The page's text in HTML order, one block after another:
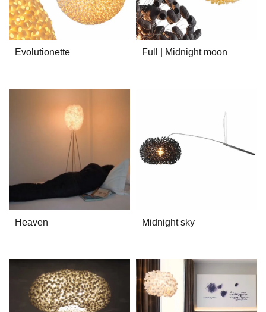
Evolutionette Full | Midnight moon
Heaven Midnight sky